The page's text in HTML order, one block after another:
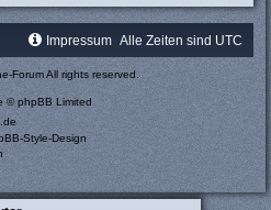
Alle Zeiten sind UTC
Impressum
Forum All rights reserved.
© phpBB Limited
Style-Design